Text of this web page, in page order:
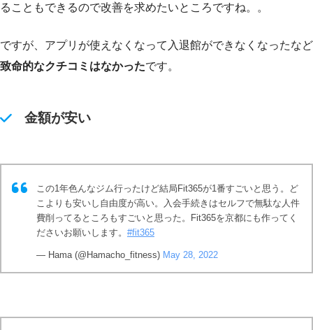
ることもできるので改善を求めたいところですね。。
ですが、アプリが使えなくなって入退館ができなくなったなど
致命的なクチコミはなかったです。
金額が安い
この1年色んなジム行ったけど結局Fit365が1番すごいと思う。ど
こよりも安いし自由度が高い。入会手続きはセルフで無駄な人件
費削ってるところもすごいと思った。Fit365を京都にも作ってく
ださいお願いします。 #fit365
— Hama (@Hamacho_fitness) May 28, 2022